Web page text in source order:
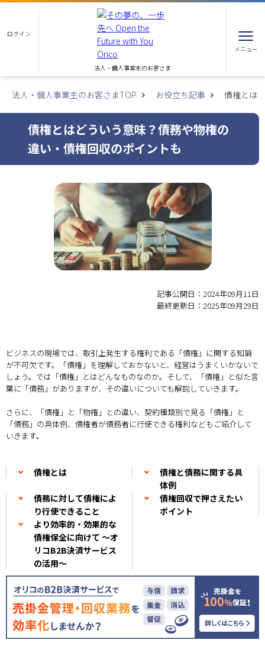
ログイン
法人・個人事業主のお客さま
メニュー
法人・個人事業主のお客さまTOP お役立ち記事 債権とは
債権とはどういう意味？債務や物権の
違い・債権回収のポイントも
記事公開日：2024年09月11日
最終更新日：2025年09月29日
ビジネスの現場では、取引上発生する権利である「債権」に関する知識
が不可欠です。「債権」を理解しておかないと、経営はうまくいかないで
しょう。では「債権」とはどんなものなのか。そして、「債権」と似た言
葉に「債務」がありますが、その違いについても解説していきます。
さらに、「債権」と「物権」との違い、契約種類別で見る「債権」と
「債務」の具体例、債権者が債務者に行使できる権利などもご紹介して
いきます。
債権とは
債権と債務に関する具
体例
債務に対して債権によ
り行使できること
債権回収で押さえたい
ポイント
より効率的・効果的な
債権保全に向けて ～オ
リコB2B決済サービス
の活用～